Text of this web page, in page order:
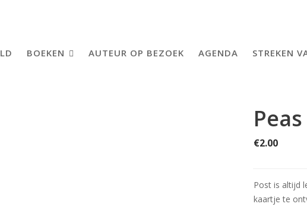
BOEKEN AUTEUR OP BEZOEK AGENDA STREKEN
€2.00
Post is altijd
kaartje te